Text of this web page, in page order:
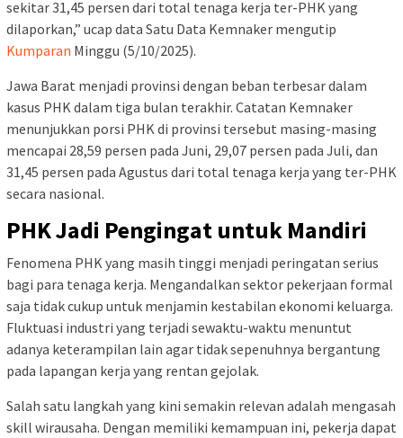
sekitar 31,45 persen dari total tenaga kerja ter-PHK yang
dilaporkan,” ucap data Satu Data Kemnaker mengutip
Kumparan Minggu (5/10/2025).
Jawa Barat menjadi provinsi dengan beban terbesar dalam
kasus PHK dalam tiga bulan terakhir. Catatan Kemnaker
menunjukkan porsi PHK di provinsi tersebut masing-masing
mencapai 28,59 persen pada Juni, 29,07 persen pada Juli, dan
31,45 persen pada Agustus dari total tenaga kerja yang ter-PHK
secara nasional.
PHK Jadi Pengingat untuk Mandiri
Fenomena PHK yang masih tinggi menjadi peringatan serius
bagi para tenaga kerja. Mengandalkan sektor pekerjaan formal
saja tidak cukup untuk menjamin kestabilan ekonomi keluarga.
Fluktuasi industri yang terjadi sewaktu-waktu menuntut
adanya keterampilan lain agar tidak sepenuhnya bergantung
pada lapangan kerja yang rentan gejolak.
Salah satu langkah yang kini semakin relevan adalah mengasah
skill wirausaha. Dengan memiliki kemampuan ini, pekerja dapat